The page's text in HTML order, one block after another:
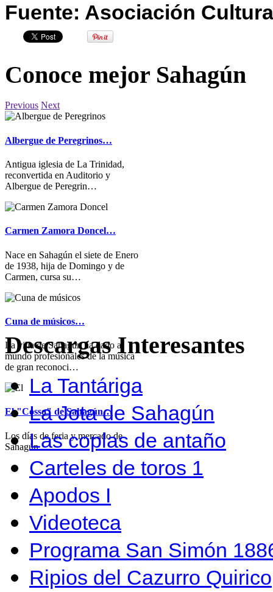
Fuente: Asociación
Conoce mejor Sahagún
Previous Next
Albergue de Peregrinos…
Antigua iglesia de La Trinidad,
reconvertida en Auditorio y
Albergue de Peregrin…
Carmen Zamora Doncel…
Nace en Sahagún el siete de Enero
de 1938, hija de Domingo y de
Carmen, cursa su…
Cuna de músicos…
La villa de Sahagún ha dado al
mundo profesionales de la música
de gran reconoci…
El "Cosso" de Sahagún…
Los días de feria y mercado de
Sahagún…
Descargas Interesantes
La Tantáriga
La Jota de Sahagún
Las coplas de antaño
Carteles de toros 1
Apodos I
Videoteca
Programa San Simón
Ripios del Cazurro Quirico